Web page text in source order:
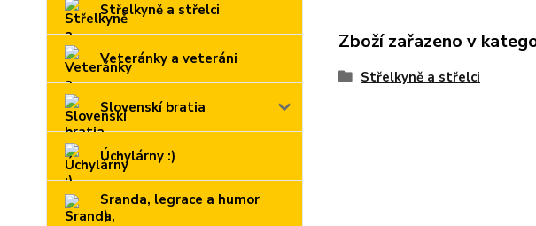
Střelkyně a střelci
Veteránky a veteráni
Slovenskí bratia
Úchylárny :)
Sranda, legrace a humor
:)
Zboží zařazeno v
Střelkyně a střelci